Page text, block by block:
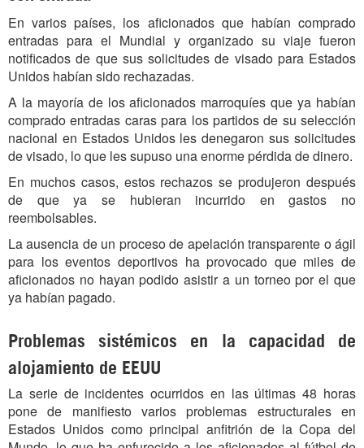
En varios países, los aficionados que habían comprado
entradas para el Mundial y organizado su viaje fueron
notificados de que sus solicitudes de visado para Estados
Unidos habían sido rechazadas.
A la mayoría de los aficionados marroquíes que ya habían
comprado entradas caras para los partidos de su selección
nacional en Estados Unidos les denegaron sus solicitudes
de visado, lo que les supuso una enorme pérdida de dinero.
En muchos casos, estos rechazos se produjeron después
de que ya se hubieran incurrido en gastos no
reembolsables.
La ausencia de un proceso de apelación transparente o ágil
para los eventos deportivos ha provocado que miles de
aficionados no hayan podido asistir a un torneo por el que
ya habían pagado.
Problemas sistémicos en la capacidad de
alojamiento de EEUU
La serie de incidentes ocurridos en las últimas 48 horas
pone de manifiesto varios problemas estructurales en
Estados Unidos como principal anfitrión de la Copa del